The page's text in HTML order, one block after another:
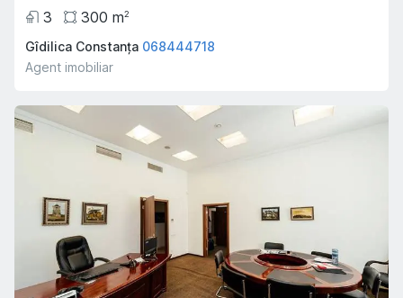
3
300 m2
Gîdilica Constanța 068444718
Agent imobiliar